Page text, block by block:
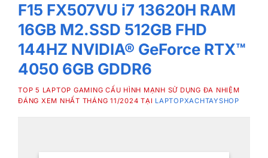
F15 FX507VU i7 13620H RAM
16GB M2.SSD 512GB FHD
144HZ NVIDIA® GeForce RTX™
4050 6GB GDDR6
TOP 5 LAPTOP GAMING CẤU HÌNH MẠNH SỬ DỤNG ĐA NHIỆM
ĐÁNG XEM NHẤT THÁNG 11/2024 TẠI LAPTOPXACHTAYSHOP